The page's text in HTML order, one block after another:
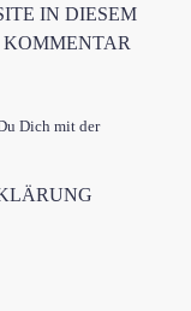
IN DIESEM
Dich mit der